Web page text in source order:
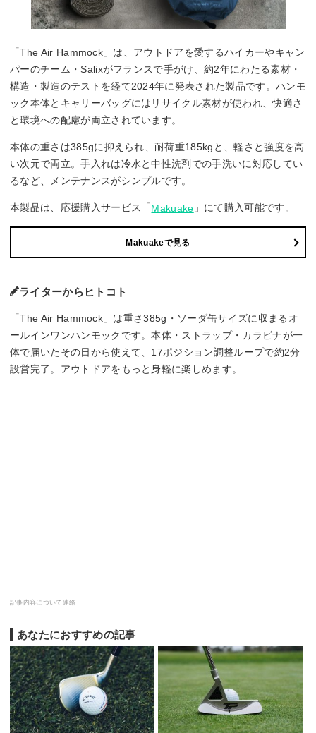
「The Air Hammock」は、アウトドアを愛するハイカーやキャン
パーのチーム・Salixがフランスで手がけ、約2年にわたる素材・
構造・製造のテストを経て2024年に発表された製品です。ハンモ
ック本体とキャリーバッグにはリサイクル素材が使われ、快適さ
と環境への配慮が両立されています。
本体の重さは385gに抑えられ、耐荷重185kgと、軽さと強度を高
い次元で両立。手入れは冷水と中性洗剤での手洗いに対応してい
るなど、メンテナンスがシンプルです。
本製品は、応援購入サービス「Makuake 」にて購入可能です。
Makuakeで見る
ライターからヒトコト
「The Air Hammock」は重さ385g・ソーダ缶サイズに収まるオ
ールインワンハンモックです。本体・ストラップ・カラビナが一
体で届いたその日から使えて、17ポジション調整ループで約2分
設営完了。アウトドアをもっと身軽に楽しめます。
記事内容について連絡
あなたにおすすめの記事